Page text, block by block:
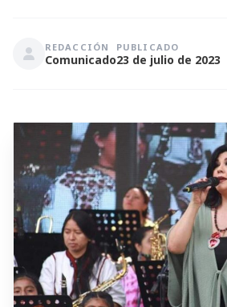
REDACCIÓN
Comunicado
PUBLICADO
23 de julio de 2023